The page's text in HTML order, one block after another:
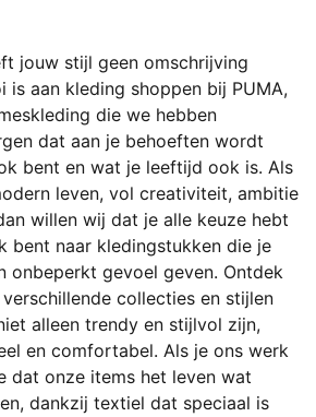
jouw stijl geen omschrijving
is aan kleding shoppen bij PUMA,
die we hebben
dat aan je behoeften wordt
bent en wat je leeftijd ook is. Als
leven, vol creativiteit, ambitie
willen wij dat je alle keuze hebt
bent naar kledingstukken die je
onbeperkt gevoel geven. Ontdek
collecties en stijlen
alleen trendy en stijlvol zijn,
en comfortabel. Als je ons werk
dat onze items het leven wat
dankzij textiel dat speciaal is